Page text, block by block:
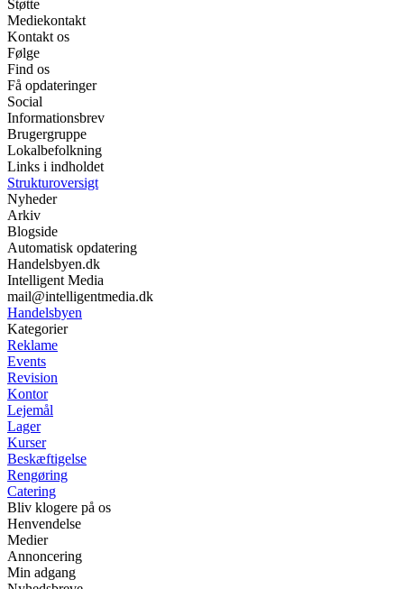
Støtte
Mediekontakt
Kontakt os
Følge
Find os
Få opdateringer
Social
Informationsbrev
Brugergruppe
Lokalbefolkning
Links i indholdet
Strukturoversigt
Nyheder
Arkiv
Blogside
Automatisk opdatering
Handelsbyen.dk
Intelligent Media
mail@intelligentmedia.dk
Handelsbyen
Kategorier
Reklame
Events
Revision
Kontor
Lejemål
Lager
Kurser
Beskæftigelse
Rengøring
Catering
Bliv klogere på os
Henvendelse
Medier
Annoncering
Min adgang